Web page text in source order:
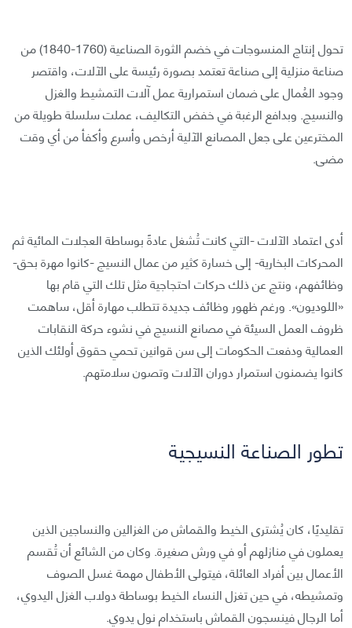
تحول إنتاج المنسوجات في خضم الثورة الصناعية (1760-1840) من
صناعة منزلية إلى صناعة تعتمد بصورة رئيسة على الآلات، واقتصر
وجود العُمال على ضمان استمرارية عمل آلات التمشيط والغزل
والنسيج. وبدافع الرغبة في خفض التكاليف، عملت سلسلة طويلة من
المخترعين على جعل المصانع الآلية أرخص وأسرع وأكفأ من أي وقت
مضى.
أدى اعتماد الآلات -التي كانت تُشغل عادةً بوساطة العجلات المائية ثم
المحركات البخارية- إلى خسارة كثير من عمال النسيج -كانوا مهرة بحق-
وظائفهم، ونتج عن ذلك حركات احتجاجية مثل تلك التي قام بها
«اللوديون». ورغم ظهور وظائف جديدة تتطلب مهارة أقل، ساهمت
ظروف العمل السيئة في مصانع النسيج في نشوء حركة النقابات
العمالية ودفعت الحكومات إلى سن قوانين تحمي حقوق أولئك الذين
كانوا يضمنون استمرار دوران الآلات وتصون سلامتهم.
تطور الصناعة النسيجية
تقليديًا، كان يُشترى الخيط والقماش من الغزالين والنساجين الذين
يعملون في منازلهم أو في ورش صغيرة. وكان من الشائع أن تُقسم
الأعمال بين أفراد العائلة، فيتولى الأطفال مهمة غسل الصوف
وتمشيطه، في حين تغزل النساء الخيط بوساطة دولاب الغزل اليدوي،
أما الرجال فينسجون القماش باستخدام نول يدوي.